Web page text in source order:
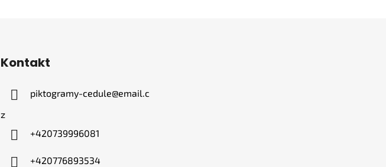
Kontakt
piktogramy-cedule@email.c
z
+420739996081
+420776893534